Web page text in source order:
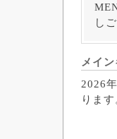
し
メイ
2026
ります